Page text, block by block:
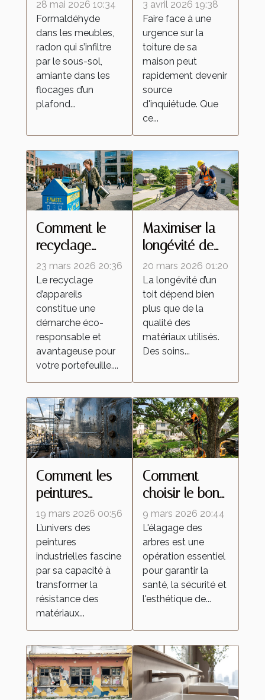
moment faut-il
contacter un
professionnel ?
28 mai 2026 10:34
Formaldéhyde
dans les meubles,
radon qui s’infiltre
par le sous-sol,
amiante dans les
flocages d’un
plafond...
service de
réparation
d'urgence pour
votre toiture ?
3 avril 2026 19:38
Faire face à une
urgence sur la
toiture de sa
maison peut
rapidement devenir
source
d'inquiétude. Que
ce...
Comment le
recyclage
d'appareils
peut
dynamiser
votre budget ?
23 mars 2026 20:36
Le recyclage
d’appareils
constitue une
démarche éco-
responsable et
avantageuse pour
votre portefeuille....
Maximiser la
longévité de
votre toit
grâce à des
soins
professionnels
20 mars 2026 01:20
La longévité d’un
toit dépend bien
plus que de la
qualité des
matériaux utilisés.
Des soins...
Comment les
peintures
industrielles
améliorent la
durabilité des
matériaux ?
19 mars 2026 00:56
L’univers des
peintures
industrielles fascine
par sa capacité à
transformer la
résistance des
matériaux...
Comment
choisir le bon
professionnel
pour vos
travaux
d'élagage ?
9 mars 2026 20:44
L'élagage des
arbres est une
opération essentiel
pour garantir la
santé, la sécurité et
l'esthétique de...